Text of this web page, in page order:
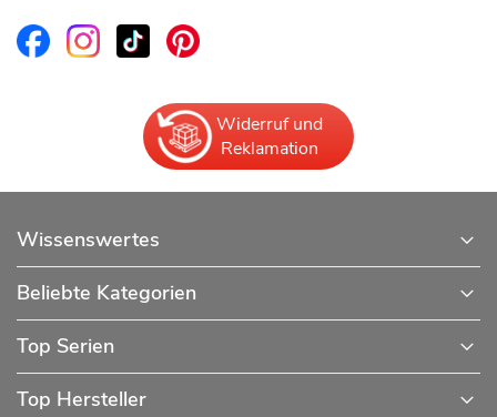
Widerruf und
Reklamation
Wissenswertes
Beliebte Kategorien
Top Serien
Top Hersteller